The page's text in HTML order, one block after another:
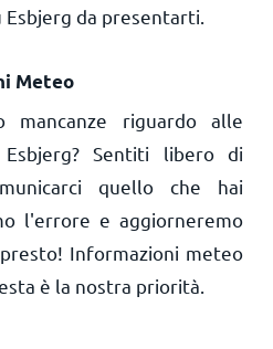
da presentarti.
Meteo
riguardo alle
Sentiti libero di
quello che hai
l'errore e aggiorneremo
Informazioni meteo
è la nostra priorità.